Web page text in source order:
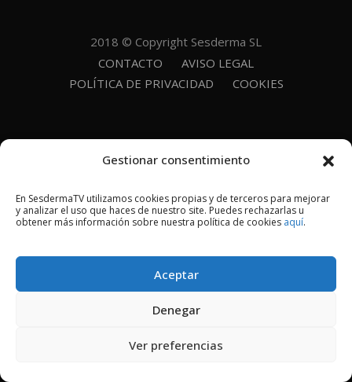
Gestionar consentimiento
En SesdermaTV utilizamos cookies propias y de terceros para mejorar
y analizar el uso que haces de nuestro site. Puedes rechazarlas u
obtener más información sobre nuestra política de cookies aquí.
Aceptar
Denegar
Ver preferencias
2018 © Copyright Sesderma SL
CONTACTO
AVISO LEGAL
POLÍTICA DE PRIVACIDAD
COOKIES